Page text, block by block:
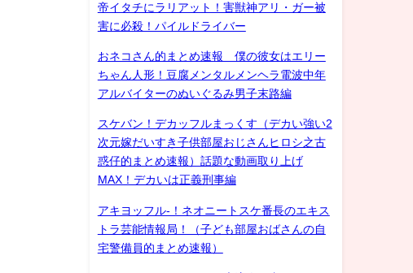
帝イタチにラリアット！害獣神アリ・ガー被
害に必殺！パイルドライバー
おネコさん的まとめ速報 僕の彼女はエリー
ちゃん人形！豆腐メンタルメンヘラ電波中年
アルバイターのぬいぐるみ男子末路編
スケバン！デカッフルまっくす（デカい強い2
次元嫁だいすき子供部屋おじさんヒロシ之古
惑仔的まとめ速報）話題な動画取り上げ
MAX！デカいは正義刑事編
アキヨッフル-！ネオニートスケ番長のエキス
トラ芸能情報局！（子ども部屋おばさんの自
宅警備員的まとめ速報）